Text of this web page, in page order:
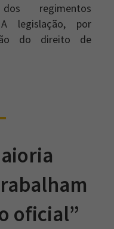
regimentos
A legislação, por
do direito de
oficial”